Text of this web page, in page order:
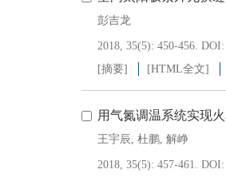
彭吉龙
2018, 35(5): 450-456. DOI:
[摘要]
[HTML全文]
用气氮调温系统实现
王宇辰, 杜鹏, 解峥
2018, 35(5): 457-461. DOI: